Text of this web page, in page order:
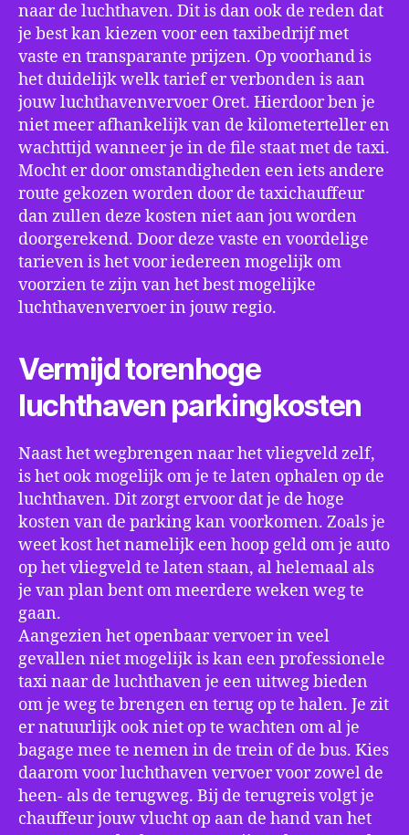
naar de luchthaven. Dit is dan ook de reden dat
je best kan kiezen voor een taxibedrijf met
vaste en transparante prijzen. Op voorhand is
het duidelijk welk tarief er verbonden is aan
jouw luchthavenvervoer Oret. Hierdoor ben je
niet meer afhankelijk van de kilometerteller en
wachttijd wanneer je in de file staat met de taxi.
Mocht er door omstandigheden een iets andere
route gekozen worden door de taxichauffeur
dan zullen deze kosten niet aan jou worden
doorgerekend. Door deze vaste en voordelige
tarieven is het voor iedereen mogelijk om
voorzien te zijn van het best mogelijke
luchthavenvervoer in jouw regio.
Vermijd torenhoge
luchthaven parkingkosten
Naast het wegbrengen naar het vliegveld zelf,
is het ook mogelijk om je te laten ophalen op de
luchthaven. Dit zorgt ervoor dat je de hoge
kosten van de parking kan voorkomen. Zoals je
weet kost het namelijk een hoop geld om je auto
op het vliegveld te laten staan, al helemaal als
je van plan bent om meerdere weken weg te
gaan.
Aangezien het openbaar vervoer in veel
gevallen niet mogelijk is kan een professionele
taxi naar de luchthaven je een uitweg bieden
om je weg te brengen en terug op te halen. Je zit
er natuurlijk ook niet op te wachten om al je
bagage mee te nemen in de trein of de bus. Kies
daarom voor luchthaven vervoer voor zowel de
heen- als de terugweg. Bij de terugreis volgt je
chauffeur jouw vlucht op aan de hand van het